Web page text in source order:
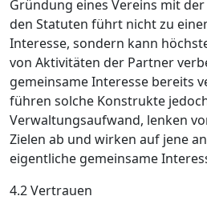
Gründung eines Vereins mit
den Statuten führt nicht zu
Interesse, sondern kann
von Aktivitäten der Partner
gemeinsame Interesse bereits
führen solche Konstrukte
Verwaltungsaufwand, lenken
Zielen ab und wirken auf jene
eigentliche gemeinsame
4.2 Vertrauen